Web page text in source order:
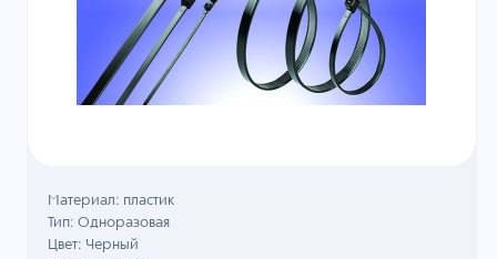
Материал: пластик
Тип: Одноразовая
Цвет: Черный